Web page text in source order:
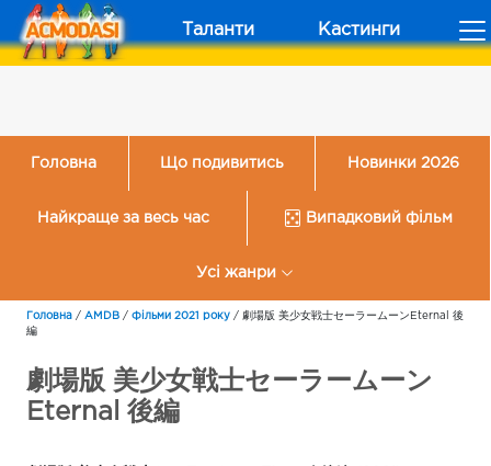
Таланти Кастинги
Головна Що подивитись Новинки 2026
Найкраще за весь час Випадковий фільм
Усі жанри
Головна / AMDB / Фільми 2021 року / 劇場版 美少女戦士セーラームーンEternal 後
編
劇場版 美少女戦士セーラームーン
Eternal 後編